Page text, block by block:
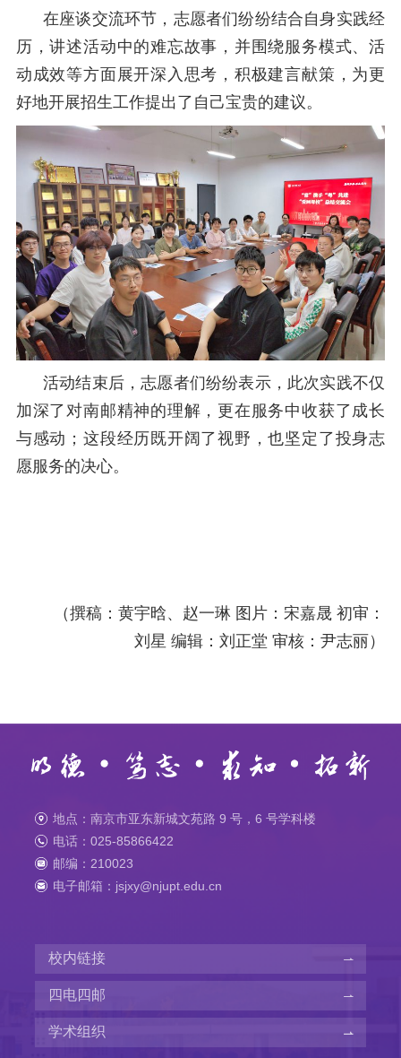
在座谈交流环节，志愿者们纷纷结合自身实践经
历，讲述活动中的难忘故事，并围绕服务模式、活
动成效等方面展开深入思考，积极建言献策，为更
好地开展招生工作提出了自己宝贵的建议。
活动结束后，志愿者们纷纷表示，此次实践不仅
加深了对南邮精神的理解，更在服务中收获了成长
与感动 ； 这段经历既开阔了视野，也坚定了投身志
愿服务的决心。
（撰稿：黄宇晗、赵一琳 图片：宋嘉晟 初审：
刘星 编辑：刘正堂 审核：尹志丽）
地点：南京市亚东新城文苑路 9 号，6 号学科楼
电话：025-85866422
邮编：210023
电子邮箱：jsjxy@njupt.edu.cn
校内链接
四电四邮
学术组织